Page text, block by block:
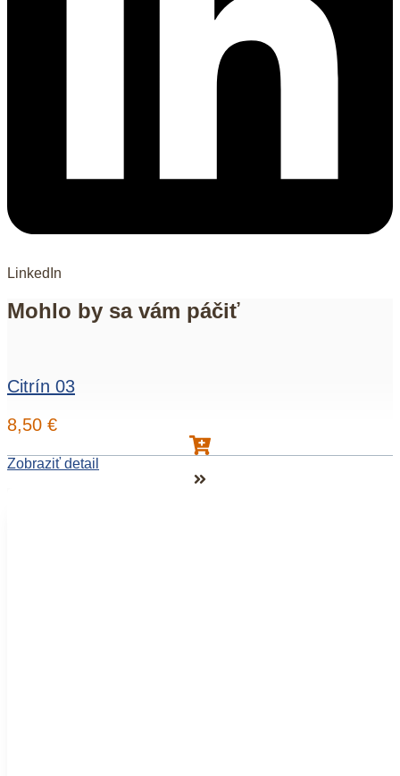
LinkedIn
Mohlo by sa vám páčiť
Citrín 03
8,50 €
Zobraziť detail